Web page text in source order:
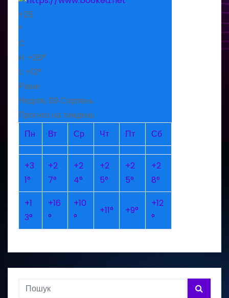
+25
°
C
H: +26°
L: +12°
Рівне
Неділя, 09 Серпень
Прогноз на тиждень
Пн
Вт Ср Чт Пт Сб
+3
1°
+2
7°
+2
4°
+2
5°
+2
5°
+2
8°
+1
3°
+16
°
+10
°
+11° +9°
+12
°